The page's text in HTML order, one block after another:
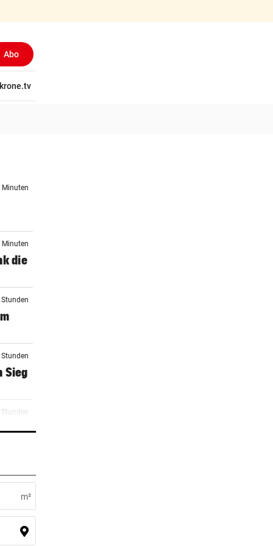
Abo
krone.tv
Minuten
Minuten
die
Sieg
Stunden
m²